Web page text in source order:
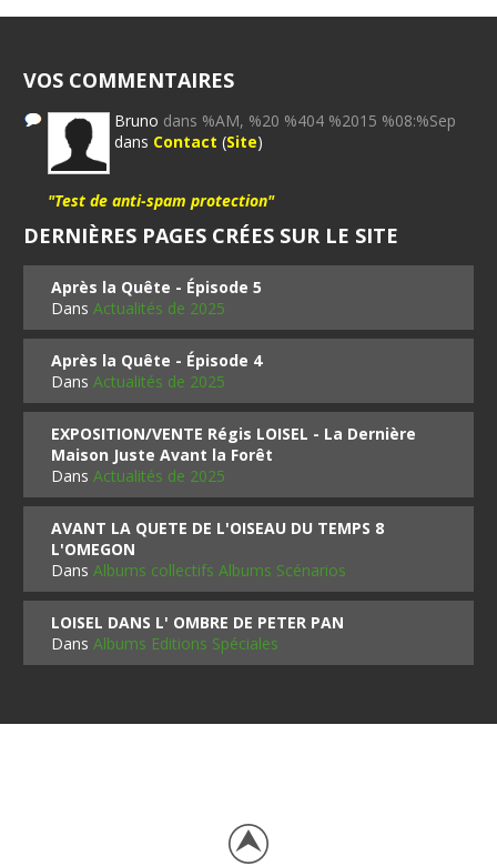
VOS COMMENTAIRES
Bruno dans %AM, %20 %404 %2015 %08:%Sep
dans Contact (Site)
"Test de anti-spam protection"
DERNIÈRES PAGES CRÉES SUR LE SITE
Après la Quête - Épisode 5
DansActualités de 2025
Après la Quête - Épisode 4
DansActualités de 2025
EXPOSITION/VENTE Régis LOISEL - La Dernière
Maison Juste Avant la Forêt
DansActualités de 2025
AVANT LA QUETE DE L'OISEAU DU TEMPS 8
L'OMEGON
DansAlbums collectifs Albums Scénarios
LOISEL DANS L' OMBRE DE PETER PAN
DansAlbums Editions Spéciales